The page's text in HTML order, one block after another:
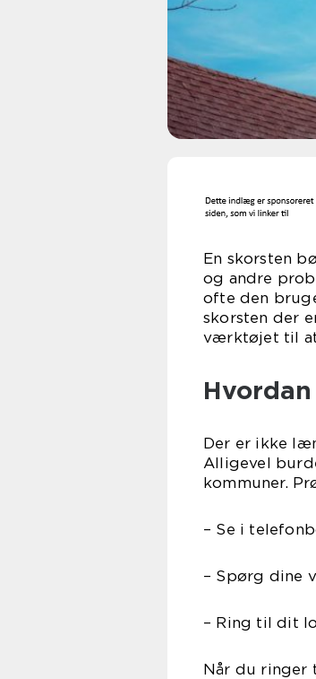
En skorsten
og andre
ofte den
skorsten der
værktøjet til at
Der er ikke
Alligevel
kommuner.
– Se i
– Spørg dine
– Ring til dit
Når du ringer